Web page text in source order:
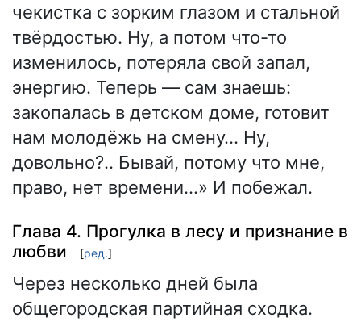
чекистка с зорким глазом и стальной
твёрдостью. Ну, а потом что-то
изменилось, потеряла свой запал,
энергию. Теперь — сам знаешь:
закопалась в детском доме, готовит
нам молодёжь на смену… Ну,
довольно?.. Бывай, потому что мне,
право, нет времени…» И побежал.
Глава 4. Прогулка в лесу и признание в
любви
[ред.]
Через несколько дней была
общегородская партийная сходка.